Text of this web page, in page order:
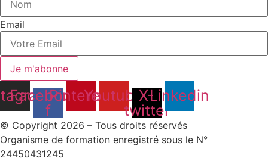
Email
Je m'abonne
Facebook-
f
PinterestYoutubeX-
twitter
Linkedin
© Copyright 2026 – Tous droits réservés
Organisme de formation enregistré sous le N°
24450431245